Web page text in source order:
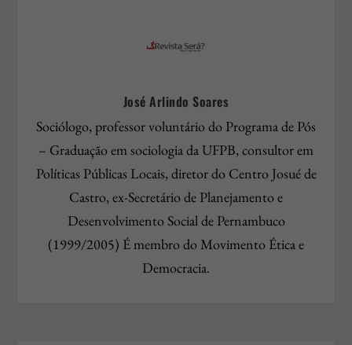
José Arlindo Soares
Sociólogo, professor voluntário do Programa de Pós
– Graduação em sociologia da UFPB, consultor em
Políticas Públicas Locais, diretor do Centro Josué de
Castro, ex-Secretário de Planejamento e
Desenvolvimento Social de Pernambuco
(1999/2005) É membro do Movimento Ética e
Democracia.